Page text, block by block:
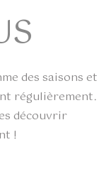
des saisons et
régulièrement.
découvrir
!